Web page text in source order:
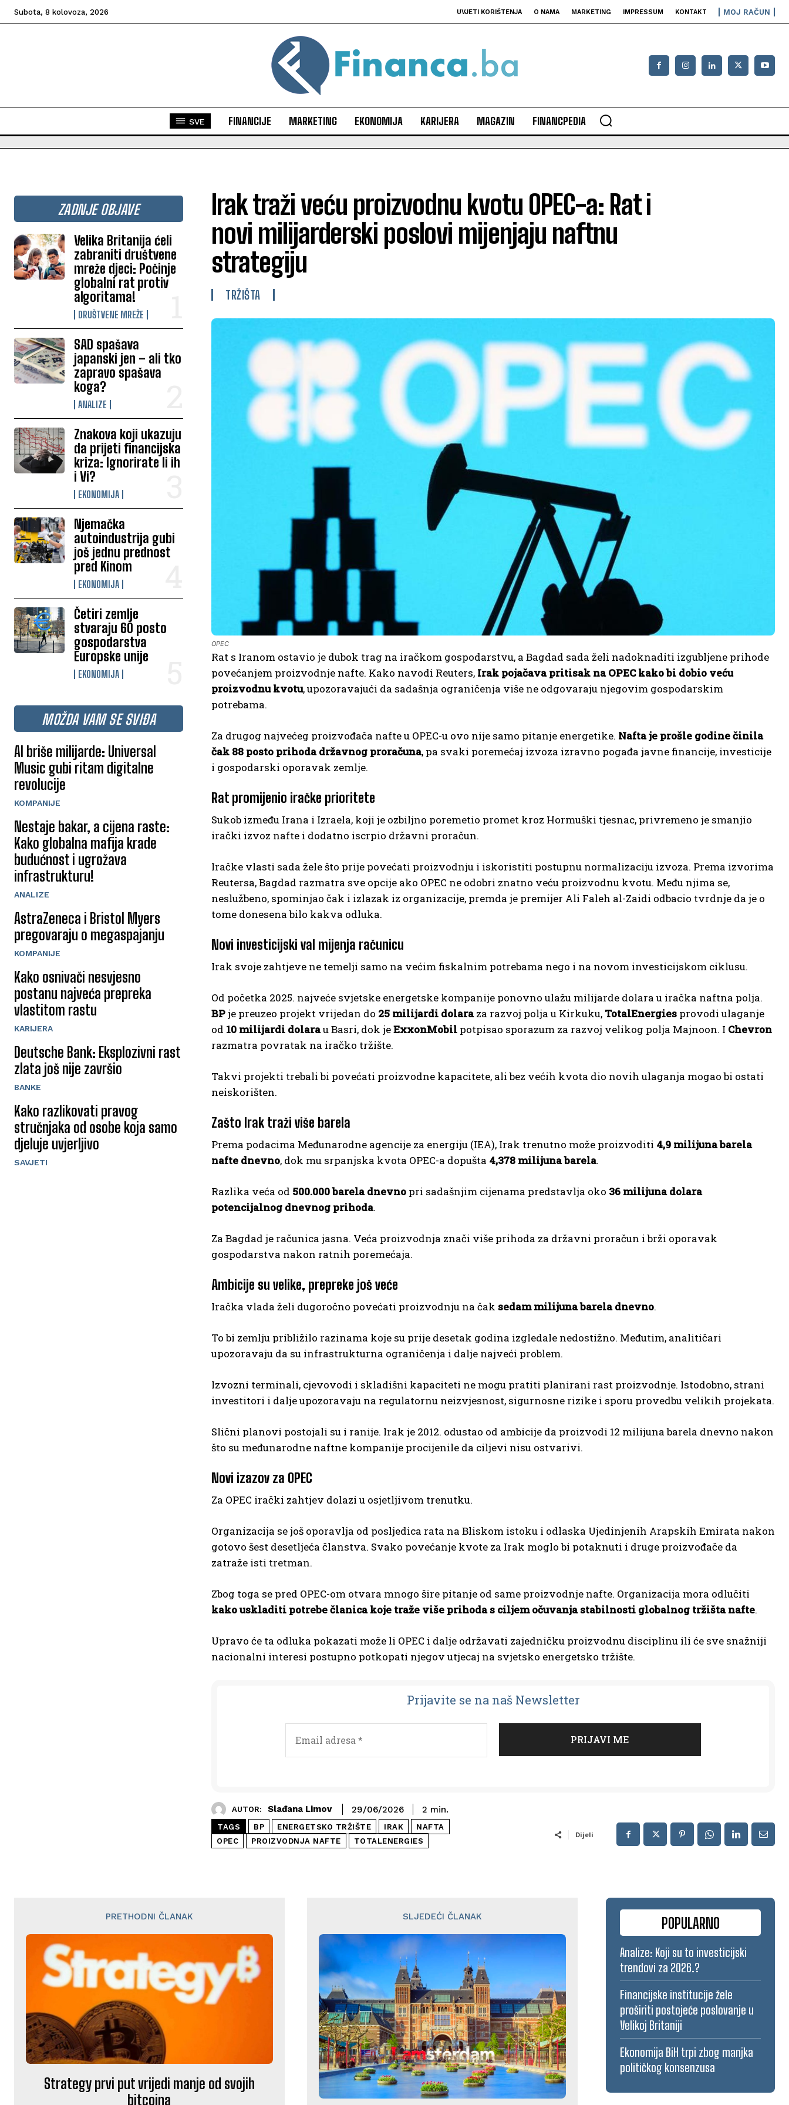
Subota, 8 kolovoza, 2026 UVJETI KORIŠTENJA O NAMA MARKETING IMPRESSUM KONTAKT MOJ RAČUN
SVE FINANCIJE MARKETING EKONOMIJA KARIJERA MAGAZIN FINANCPEDIA
ZADNJE OBJAVE
Velika Britanija ćeli
zabraniti društvene
mreže djeci: Počinje
globalni rat protiv
algoritama!
DRUŠTVENE MREŽE
SAD spašava
japanski jen – ali tko
zapravo spašava
koga?
ANALIZE
Znakova koji ukazuju
da prijeti financijska
kriza: Ignorirate li ih
i Vi?
EKONOMIJA
Njemačka
autoindustrija gubi
još jednu prednost
pred Kinom
EKONOMIJA
Četiri zemlje
stvaraju 60 posto
gospodarstva
Europske unije
EKONOMIJA
MOŽDA VAM SE SVIĐA
AI briše milijarde: Universal
Music gubi ritam digitalne
revolucije
KOMPANIJE
Nestaje bakar, a cijena raste:
Kako globalna mafija krade
budućnost i ugrožava
infrastrukturu!
ANALIZE
AstraZeneca i Bristol Myers
pregovaraju o megaspajanju
KOMPANIJE
Kako osnivači nesvjesno
postanu najveća prepreka
vlastitom rastu
KARIJERA
Deutsche Bank: Eksplozivni rast
zlata još nije završio
BANKE
Kako razlikovati pravog
stručnjaka od osobe koja samo
djeluje uvjerljivo
SAVJETI
Irak traži veću proizvodnu kvotu OPEC-a: Rat i
novi milijarderski poslovi mijenjaju naftnu
strategiju
TRŽIŠTA
OPEC
Rat s Iranom ostavio je dubok trag na iračkom gospodarstvu, a Bagdad sada želi nadoknaditi izgubljene prihode
povećanjem proizvodnje nafte. Kako navodi Reuters, Irak pojačava pritisak na OPEC kako bi dobio veću
proizvodnu kvotu, upozoravajući da sadašnja ograničenja više ne odgovaraju njegovim gospodarskim
potrebama.
Za drugog najvećeg proizvođača nafte u OPEC-u ovo nije samo pitanje energetike. Nafta je prošle godine činila
čak 88 posto prihoda državnog proračuna, pa svaki poremećaj izvoza izravno pogađa javne financije, investicije
i gospodarski oporavak zemlje.
Rat promijenio iračke prioritete
Sukob između Irana i Izraela, koji je ozbiljno poremetio promet kroz Hormuški tjesnac, privremeno je smanjio
irački izvoz nafte i dodatno iscrpio državni proračun.
Iračke vlasti sada žele što prije povećati proizvodnju i iskoristiti postupnu normalizaciju izvoza. Prema izvorima
Reutersa, Bagdad razmatra sve opcije ako OPEC ne odobri znatno veću proizvodnu kvotu. Među njima se,
neslužbeno, spominjao čak i izlazak iz organizacije, premda je premijer Ali Faleh al-Zaidi odbacio tvrdnje da je o
tome donesena bilo kakva odluka.
Novi investicijski val mijenja računicu
Irak svoje zahtjeve ne temelji samo na većim fiskalnim potrebama nego i na novom investicijskom ciklusu.
Od početka 2025. najveće svjetske energetske kompanije ponovno ulažu milijarde dolara u iračka naftna polja.
BPje preuzeo projekt vrijedan do 25 milijardi dolaraza razvoj polja u Kirkuku, TotalEnergies provodi ulaganje
od 10 milijardi dolarau Basri, dok jeExxonMobil potpisao sporazum za razvoj velikog polja Majnoon. I Chevron
razmatra povratak na iračko tržište.
Takvi projekti trebali bi povećati proizvodne kapacitete, ali bez većih kvota dio novih ulaganja mogao bi ostati
neiskorišten.
Zašto Irak traži više barela
Prema podacima Međunarodne agencije za energiju (IEA), Irak trenutno može proizvoditi 4,9 milijuna barela
nafte dnevno, dok mu srpanjska kvota OPEC-a dopušta 4,378 milijuna barela.
Razlika veća od 500.000 barela dnevno pri sadašnjim cijenama predstavlja oko 36 milijuna dolara
potencijalnog dnevnog prihoda.
Za Bagdad je računica jasna. Veća proizvodnja znači više prihoda za državni proračun i brži oporavak
gospodarstva nakon ratnih poremećaja.
Ambicije su velike, prepreke još veće
Iračka vlada želi dugoročno povećati proizvodnju na čak sedam milijuna barela dnevno.
To bi zemlju približilo razinama koje su prije desetak godina izgledale nedostižno. Međutim, analitičari
upozoravaju da su infrastrukturna ograničenja i dalje najveći problem.
Izvozni terminali, cjevovodi i skladišni kapaciteti ne mogu pratiti planirani rast proizvodnje. Istodobno, strani
investitori i dalje upozoravaju na regulatornu neizvjesnost, sigurnosne rizike i sporu provedbu velikih projekata.
Slični planovi postojali su i ranije. Irak je 2012. odustao od ambicije da proizvodi 12 milijuna barela dnevno nakon
što su međunarodne naftne kompanije procijenile da ciljevi nisu ostvarivi.
Novi izazov za OPEC
Za OPEC irački zahtjev dolazi u osjetljivom trenutku.
Organizacija se još oporavlja od posljedica rata na Bliskom istoku i odlaska Ujedinjenih Arapskih Emirata nakon
gotovo šest desetljeća članstva. Svako povećanje kvote za Irak moglo bi potaknuti i druge proizvođače da
zatraže isti tretman.
Zbog toga se pred OPEC-om otvara mnogo šire pitanje od same proizvodnje nafte. Organizacija mora odlučiti
kako uskladiti potrebe članica koje traže više prihoda s ciljem očuvanja stabilnosti globalnog tržišta nafte.
Upravo će ta odluka pokazati može li OPEC i dalje održavati zajedničku proizvodnu disciplinu ili će sve snažniji
nacionalni interesi postupno potkopati njegov utjecaj na svjetsko energetsko tržište.
Prijavite se na naš Newsletter
AUTOR: Slađana Limov 29/06/2026 2 min.
TAGS BP ENERGETSKO TRŽIŠTE IRAK
NAFTA
OPEC
PROIZVODNJA NAFTE TOTALENERGIES
Dijeli
PRETHODNI ČLANAK
Strategy prvi put vrijedi manje od svojih
bitcoina
SLJEDEĆI ČLANAK POPULARNO
Analize: Koji su to investicijski
trendovi za 2026.?
Financijske institucije žele
proširiti postojeće poslovanje u
Velikoj Britaniji
Ekonomija BiH trpi zbog manjka
političkog konsenzusa